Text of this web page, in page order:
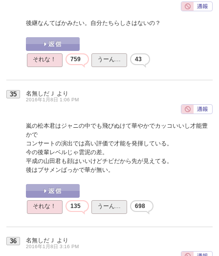
後継なんてばかみたい。自分たちらしさはないの？
それな！ 759 うーん… 43
35 名無しだＪ より
2016年1月8日 1:06 PM
嵐の松本君はジャニの中でも飛びぬけて華やかでカッコいいし才能豊
かで
コンサートの演出では高い評価で才能を発揮している。
今の後輩レベルじゃ雲泥の差。
平成の山田君も顔はいいけどチビだから先が見えてる。
後はブサメンばっかで華が無い。
それな！ 135 うーん… 698
36 名無しだＪ より
2016年1月8日 3:16 PM